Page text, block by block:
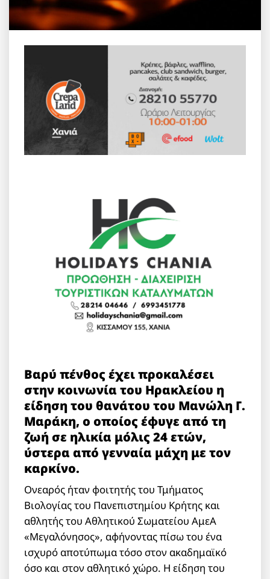
Βαρύ πένθος έχει προκαλέσει
στην κοινωνία του Ηρακλείου η
είδηση του θανάτου του Μανώλη Γ.
Μαράκη, ο οποίος έφυγε από τη
ζωή σε ηλικία μόλις 24 ετών,
ύστερα από γενναία μάχη με τον
καρκίνο.
Ονεαρός ήταν φοιτητής του Τμήματος
Βιολογίας του Πανεπιστημίου Κρήτης και
αθλητής του Αθλητικού Σωματείου ΑμεΑ
«Μεγαλόνησος», αφήνοντας πίσω του ένα
ισχυρό αποτύπωμα τόσο στον ακαδημαϊκό
όσο και στον αθλητικό χώρο. Η είδηση του